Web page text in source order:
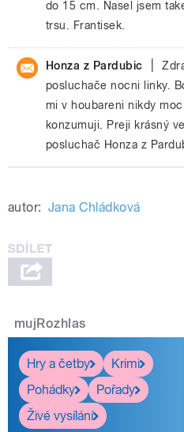
do 15 cm. Nasel jsem
trsu. Frantisek.
Honza z Pardubic
posluchače nocni linky.
mi v houbareni nikdy
konzumuji. Preji krásný
posluchač Honza z
autor: Jana Chládková
mujRozhlas
Hry a četby
Krimi
Pohádky
Pořady
Živé vysílání